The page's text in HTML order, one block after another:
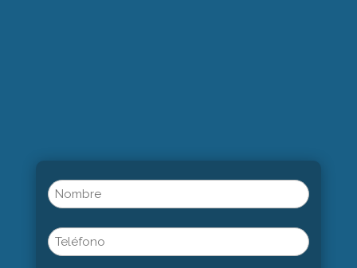
Name
(Obligatorio)
Phone